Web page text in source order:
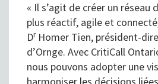
« Il s’agit de créer un réseau
plus réactif, agile et
DrHomer Tien, président-
d’Ornge. Avec CritiCall
nous pouvons adopter une